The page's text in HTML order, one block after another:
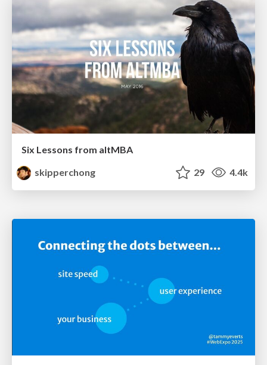
Six Lessons from altMBA
skipperchong
29 4.4k